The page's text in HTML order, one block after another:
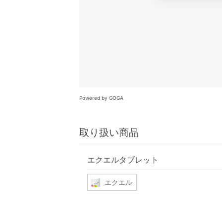
Powered by GOGA
取り扱い商品
エクエルタブレット
エクエル